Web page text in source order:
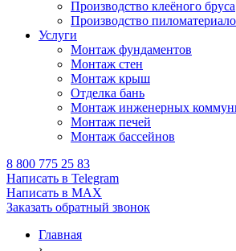
Производство клеёного бруса
Производство
Услуги
Монтаж фундаментов
Монтаж стен
Монтаж крыш
Отделка бань
Монтаж инженерных
Монтаж печей
Монтаж бассейнов
8 800 775 25 83
Написать в Telegram
Написать в MAX
Заказать обратный звонок
Главная